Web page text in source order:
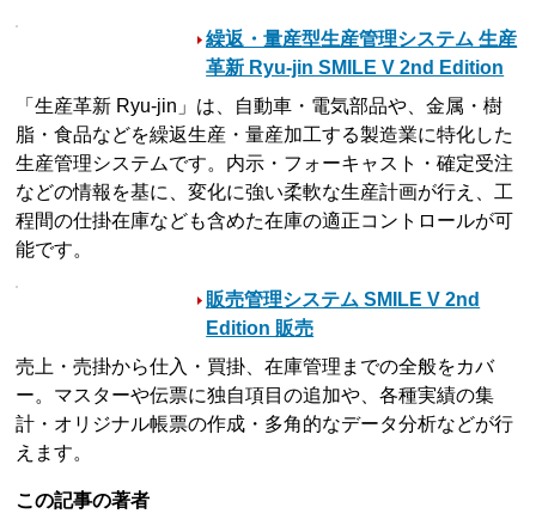
繰返・量産型生産管理システム 生産
革新 Ryu-jin SMILE V 2nd Edition
「生産革新 Ryu-jin」は、自動車・電気部品や、金属・樹
脂・食品などを繰返生産・量産加工する製造業に特化した
生産管理システムです。内示・フォーキャスト・確定受注
などの情報を基に、変化に強い柔軟な生産計画が行え、工
程間の仕掛在庫なども含めた在庫の適正コントロールが可
能です。
販売管理システム SMILE V 2nd
Edition 販売
売上・売掛から仕入・買掛、在庫管理までの全般をカバ
ー。マスターや伝票に独自項目の追加や、各種実績の集
計・オリジナル帳票の作成・多角的なデータ分析などが行
えます。
この記事の著者